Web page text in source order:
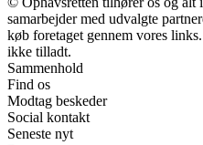
samarbejder med udvalgte
køb foretaget gennem vores
ikke tilladt.
Sammenhold
Find os
Modtag beskeder
Social kontakt
Seneste nyt